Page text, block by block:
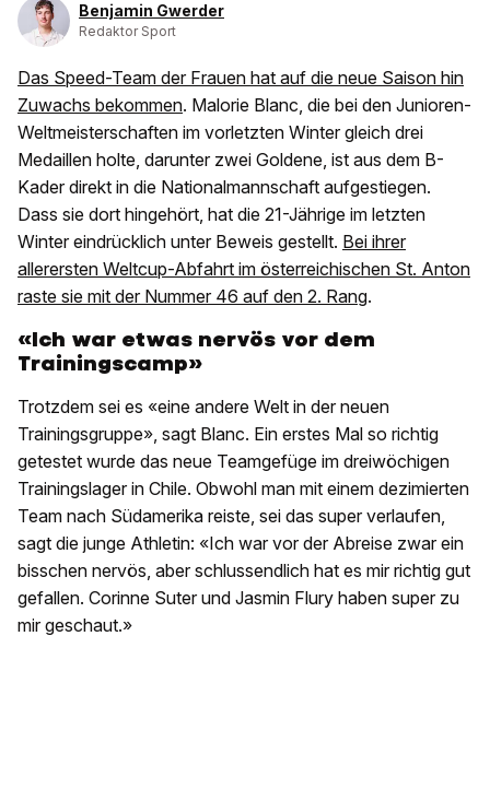
Benjamin Gwerder
Redaktor Sport
Das Speed-Team der Frauen hat auf die neue Saison hin
Zuwachs bekommen. Malorie Blanc, die bei den Junioren-
Weltmeisterschaften im vorletzten Winter gleich drei
Medaillen holte, darunter zwei Goldene, ist aus dem B-
Kader direkt in die Nationalmannschaft aufgestiegen.
Dass sie dort hingehört, hat die 21-Jährige im letzten
Winter eindrücklich unter Beweis gestellt. Bei ihrer
allerersten Weltcup-Abfahrt im österreichischen St. Anton
raste sie mit der Nummer 46 auf den 2. Rang.
«Ich war etwas nervös vor dem
Trainingscamp»
Trotzdem sei es «eine andere Welt in der neuen
Trainingsgruppe», sagt Blanc. Ein erstes Mal so richtig
getestet wurde das neue Teamgefüge im dreiwöchigen
Trainingslager in Chile. Obwohl man mit einem dezimierten
Team nach Südamerika reiste, sei das super verlaufen,
sagt die junge Athletin: «Ich war vor der Abreise zwar ein
bisschen nervös, aber schlussendlich hat es mir richtig gut
gefallen. Corinne Suter und Jasmin Flury haben super zu
mir geschaut.»